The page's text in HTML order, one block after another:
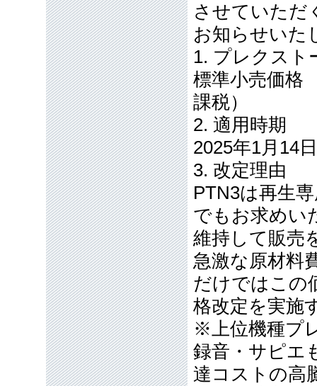
させていただ
お知らせいた
1. プレクスト
標準小売価
課税）
2. 適用時期
2025年1月14
3. 改定理由
PTN3は再生
でもお求めい
維持して販売
急激な原材料
だけではこの
格改定を実施
※上位機種プ
録音・サピエ
達コストの高